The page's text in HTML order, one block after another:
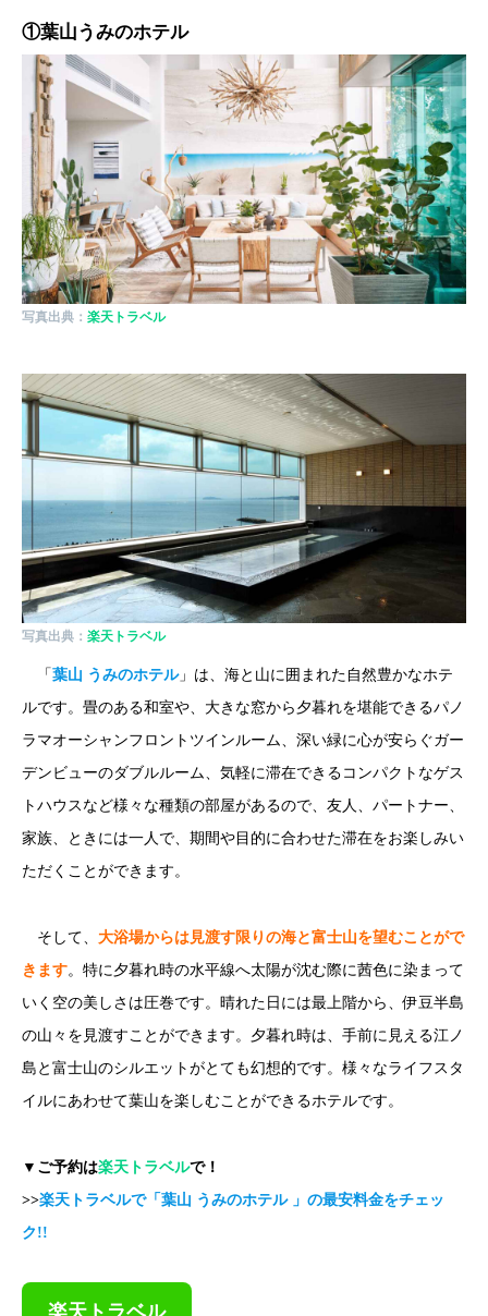
①葉山うみのホテル
写真出典： 楽天トラベル
写真出典： 楽天トラベル
「 葉山 うみのホテル」は、海と山に囲まれた自然豊かなホテ
ルです。畳のある和室や、大きな窓から夕暮れを堪能できるパノ
ラマオーシャンフロントツインルーム、深い緑に心が安らぐガー
デンビューのダブルルーム、気軽に滞在できるコンパクトなゲス
トハウスなど様々な種類の部屋があるので、友人、パートナー、
家族、ときには一人で、期間や目的に合わせた滞在をお楽しみい
ただくことができます。
そして、 大浴場からは見渡す限りの海と富士山を望むことがで
きます。特に夕暮れ時の水平線へ太陽が沈む際に茜色に染まって
いく空の美しさは圧巻です。晴れた日には最上階から、伊豆半島
の山々を見渡すことができます。夕暮れ時は、手前に見える江ノ
島と富士山のシルエットがとても幻想的です。様々なライフスタ
イルにあわせて葉山を楽しむことができるホテルです。
▼ご予約は楽天トラベルで！
>>楽天トラベルで「葉山 うみのホテル 」の最安料金をチェッ
ク!!